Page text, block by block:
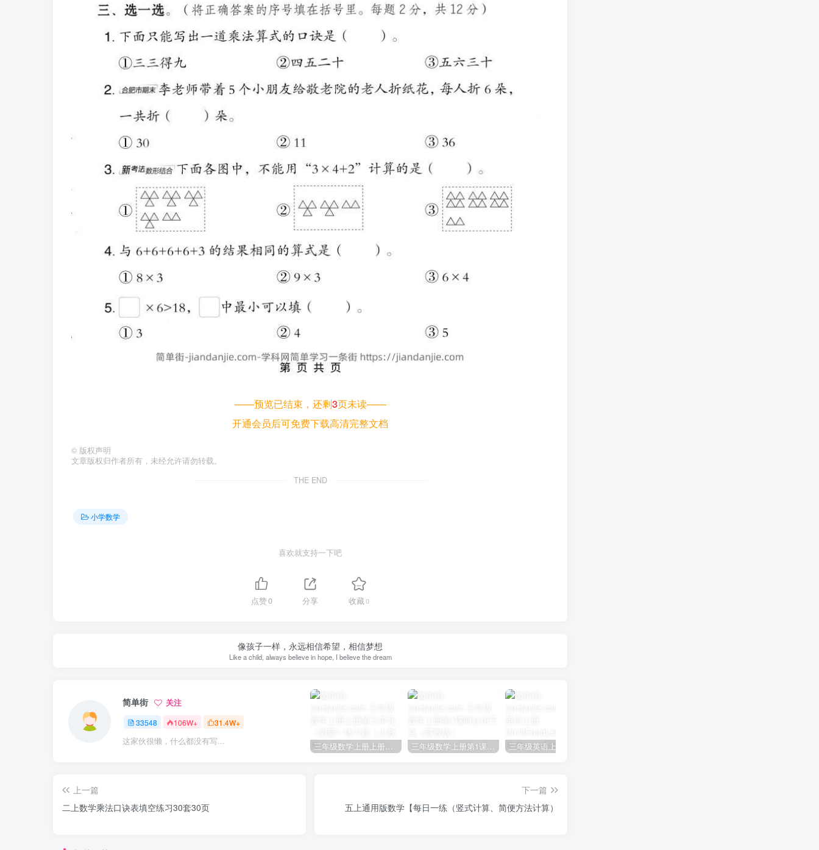
——预览已结束，还剩3页未读——
开通会员后可免费下载高清完整文档
© 版权声明
文章版权归作者所有，未经允许请勿转载。
THE END
小学数学
喜欢就支持一下吧
点赞0 分享 收藏0
像孩子一样，永远相信希望，相信梦想
Like a child, always believe in hope, I believe the dream
简单街 关注
33548 106W+ 31.4W+
这家伙很懒，什么都没有写... 三年级数学上册上册第三单元《测量》练习题（人教版） 三年级数学上册第1课时认识千克（苏教版）
上一篇
二上数学乘法口诀表填空练习30套30页
下一篇
五上通用版数学【每日一练（竖式计算、简便方法计算）